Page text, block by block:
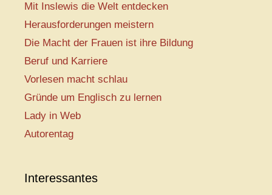
Mit Inslewis die Welt entdecken
Herausforderungen meistern
Die Macht der Frauen ist ihre Bildung
Beruf und Karriere
Vorlesen macht schlau
Gründe um Englisch zu lernen
Lady in Web
Autorentag
Interessantes